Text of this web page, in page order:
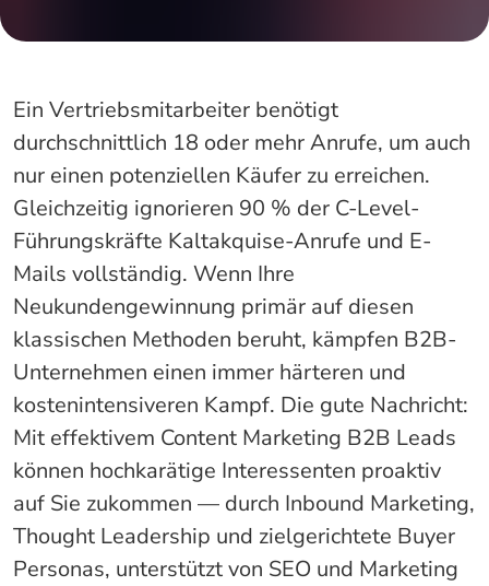
Ein Vertriebsmitarbeiter benötigt
durchschnittlich 18 oder mehr Anrufe, um auch
nur einen potenziellen Käufer zu erreichen.
Gleichzeitig ignorieren 90 % der C-Level-
Führungskräfte Kaltakquise-Anrufe und E-
Mails vollständig. Wenn Ihre
Neukundengewinnung primär auf diesen
klassischen Methoden beruht, kämpfen B2B-
Unternehmen einen immer härteren und
kostenintensiveren Kampf. Die gute Nachricht:
Mit effektivem Content Marketing B2B Leads
können hochkarätige Interessenten proaktiv
auf Sie zukommen — durch Inbound Marketing,
Thought Leadership und zielgerichtete Buyer
Personas, unterstützt von SEO und Marketing